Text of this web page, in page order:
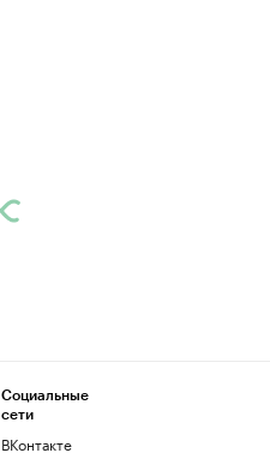
Социальные
сети
ВКонтакте